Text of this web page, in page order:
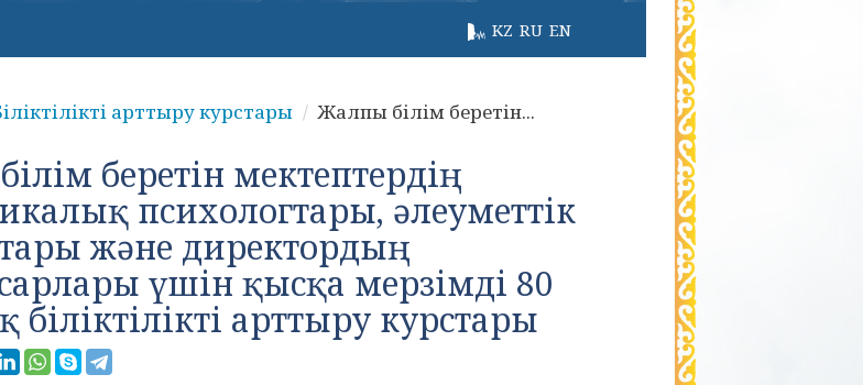
EN
RU
KZ
арттыру курстары Жалпы білім беретін...
беретін мектептердің
психологтары, әлеуметтік
және директордың
үшін қысқа мерзімді 80
біліктілікті арттыру курстары